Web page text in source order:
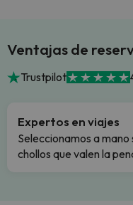
Ventajas de
Trustpilot
Expertos en viajes
Seleccionamos a mano
chollos que valen la